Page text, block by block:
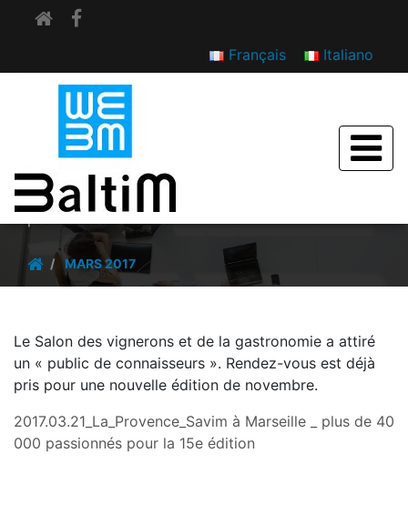
Français Italiano
Savim à Marseille : plus de 40 000 passionnés
MARS 2017
Le Salon des vignerons et de la gastronomie a attiré
un « public de connaisseurs ». Rendez-vous est déjà
pris pour une nouvelle édition de novembre.
2017.03.21_La_Provence_Savim à Marseille _ plus de 40
000 passionnés pour la 15e édition